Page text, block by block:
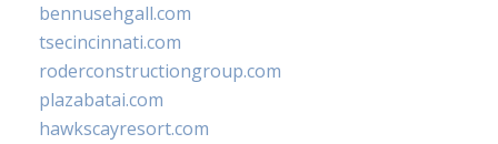
bennusehgall.com
tsecincinnati.com
roderconstructiongroup.com
plazabatai.com
hawkscayresort.com